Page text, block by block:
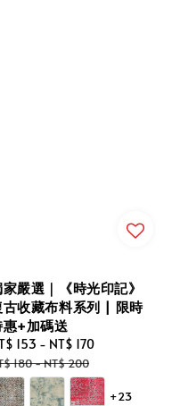
嚴選｜《時光印記》
古收藏布料系列 | 限時
+加碼送
153 - NT$ 170
180-NT$ 200
+23